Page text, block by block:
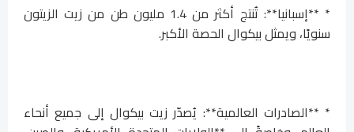
* **إسبانيا**: تُنتج أكثر من 1.4 مليون طن من زيت الزيتون
سنويًا، ويمثل بيكوال الحصة الأكبر.
* **الصادرات العالمية**: يُصدّر زيت بيكوال إلى جميع أنحاء